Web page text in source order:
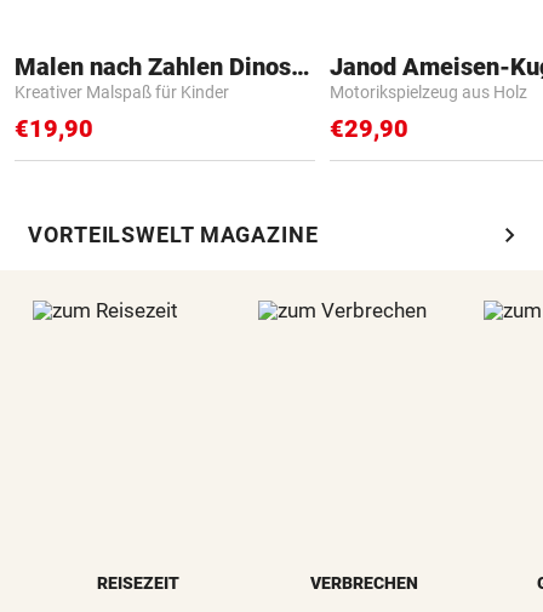
Malen nach Zahlen Dinosaurier
Kreativer Malspaß für Kinder
€19,90
Janod Ameisen-
Motorikspielzeug aus Holz
€29,90
VORTEILSWELT MAGAZINE chevron_right
REISEZEIT VERBRECHEN